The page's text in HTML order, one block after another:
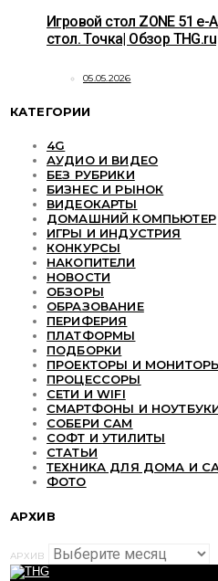
Игровой стол ZONE 51
стол. Точка| Обзор THG.ru
05.05.2026
КАТЕГОРИИ
4G
АУДИО И ВИДЕО
БЕЗ РУБРИКИ
БИЗНЕС И РЫНОК
ВИДЕОКАРТЫ
ДОМАШНИЙ КОМПЬЮТЕР
ИГРЫ И ИНДУСТРИЯ
КОНКУРСЫ
НАКОПИТЕЛИ
НОВОСТИ
ОБЗОРЫ
ОБРАЗОВАНИЕ
ПЕРИФЕРИЯ
ПЛАТФОРМЫ
ПОДБОРКИ
ПРОЕКТОРЫ И
ПРОЦЕССОРЫ
СЕТИ И WIFI
СМАРТФОНЫ И
СОБЕРИ САМ
СОФТ И УТИЛИТЫ
СТАТЬИ
ТЕХНИКА ДЛЯ ДОМА И
ФОТО
АРХИВ
АРХИВ